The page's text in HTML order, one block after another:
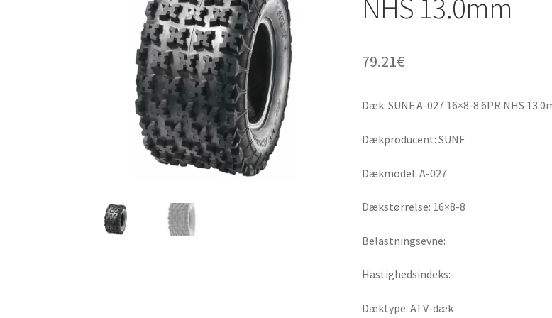
NHS 13.0mm
79.21€
Dæk: SUNF A-027 16×8-8 6PR NHS
Dækproducent: SUNF
Dækmodel: A-027
Dækstørrelse: 16×8-8
Belastningsevne:
Hastighedsindeks:
Dæktype: ATV-dæk